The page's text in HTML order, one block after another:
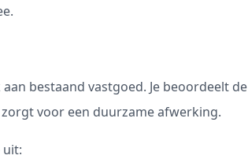
bestaand vastgoed. Je beoordeelt de
voor een duurzame afwerking.
uit: